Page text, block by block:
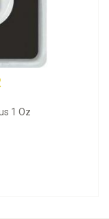
1 Oz